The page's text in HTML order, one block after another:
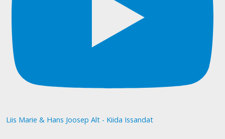
Liis Marie & Hans Joosep Alt - Kiida Issandat